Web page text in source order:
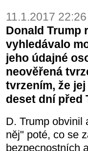
11.1.2017 22:26
Donald Trump
vyhledávalo
jeho údajné
neověřená
tvrzením, že
deset dní před
D. Trump obvinil
něj" poté, co se
bezpecnostních